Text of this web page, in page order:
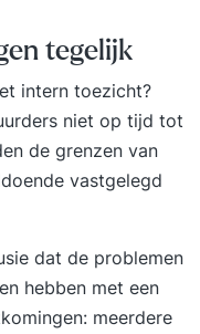
te overtuigen en
van Springest. De
contact met je
tegelijk
intern toezicht?
niet op tijd tot
de grenzen van
vastgelegd
dat de problemen
hebben met een
meerdere